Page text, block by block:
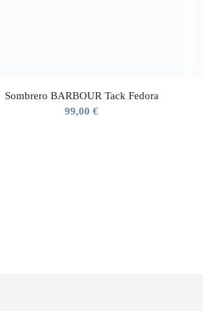
Sombrero BARBOUR Tack Fedora
99,00€